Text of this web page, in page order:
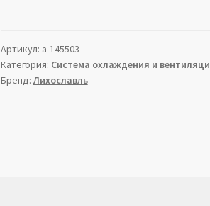
Артикул: a-145503
Категория: Система охлаждения и
Бренд:Лихославль